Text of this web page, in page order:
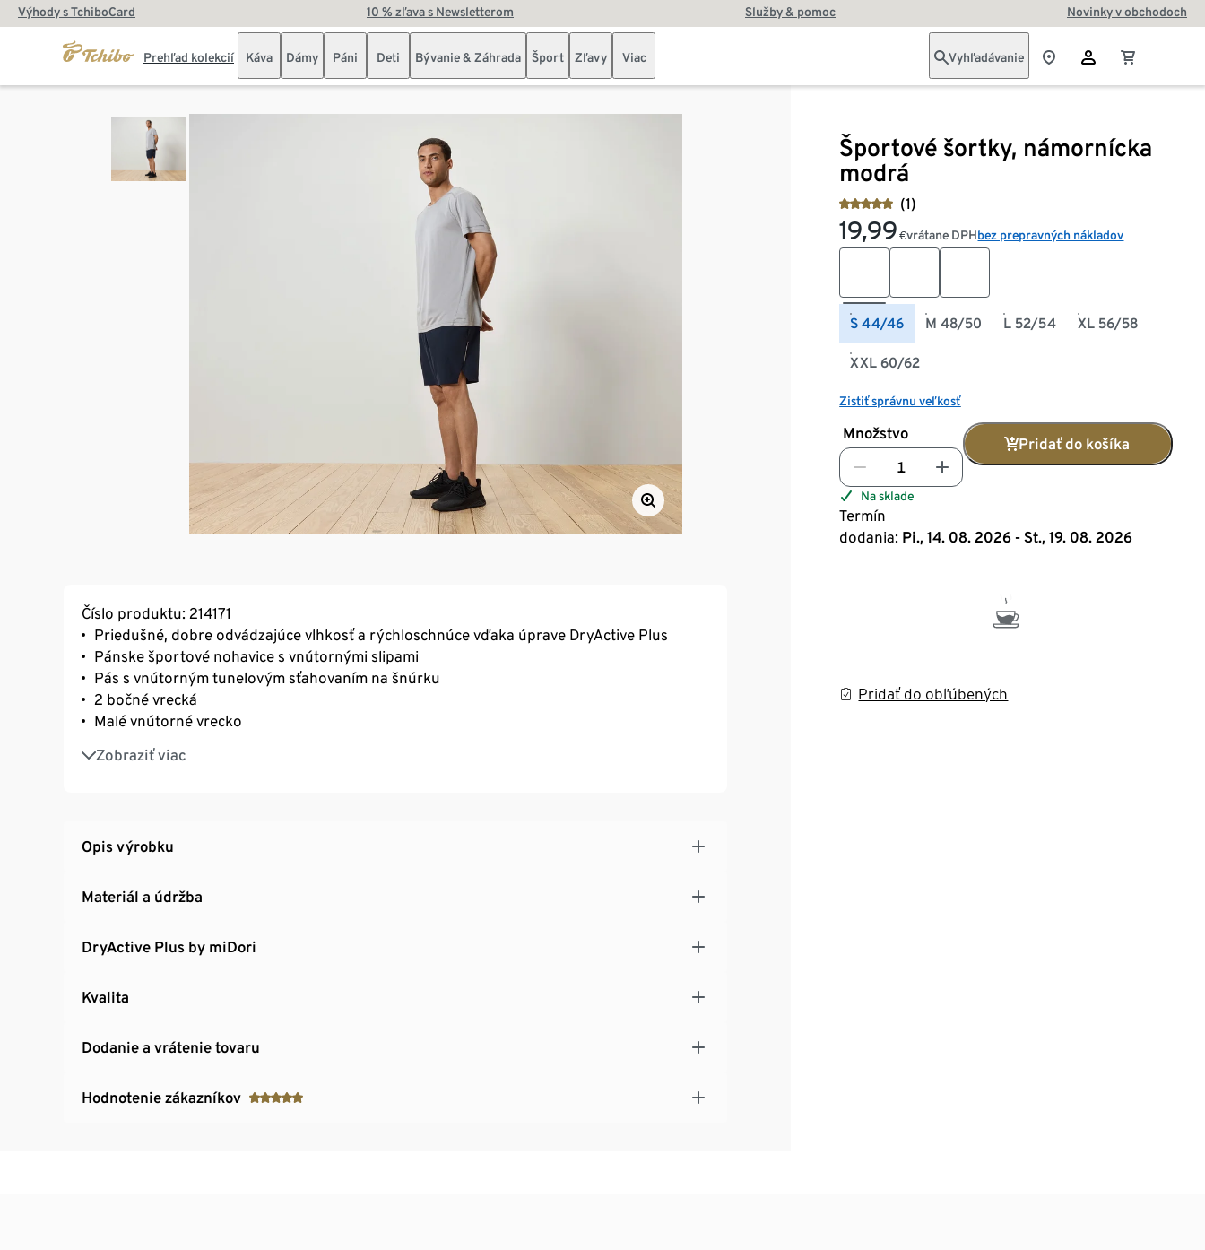
Výhody s TchiboCard 10 % zľava s Newsletterom Služby & pomoc Novinky v obchodoch
Prehľad kolekcií Káva Dámy Páni Deti Bývanie & Záhrada Šport Zľavy Viac Vyhľadávanie
Športové šortky, námornícka
modrá
(1)
19,99 €vrátane DPHbez prepravných nákladov
S 44/46 M 48/50 L 52/54 XL 56/58
XXL 60/62
Zistiť správnu veľkosť
Množstvo
Pridať do košíka
Na sklade
Termín
dodania: Pi., 14. 08. 2026 - St., 19. 08. 2026
Pridať do obľúbených
Číslo produktu: 214171
Priedušné, dobre odvádzajúce vlhkosť a rýchloschnúce vďaka úprave DryActive Plus
Pánske športové nohavice s vnútornými slipami
Pás s vnútorným tunelovým sťahovaním na šnúrku
2 bočné vrecká
Malé vnútorné vrecko
Zobraziť viac
S bočnými rozparkami
Reflexné dizajnové prvky
Opis výrobku
Materiál a údržba
DryActive Plus by miDori
Kvalita
Dodanie a vrátenie tovaru
Hodnotenie zákazníkov